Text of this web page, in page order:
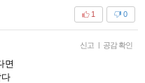
0
1
신고 | 공감 확인
면